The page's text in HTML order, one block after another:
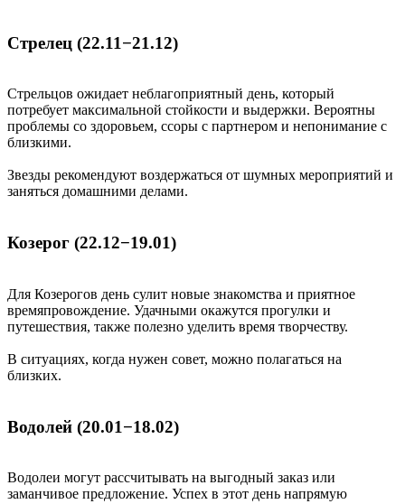
Стрелец (22.11−21.12)
Стрельцов ожидает неблагоприятный день, который
потребует максимальной стойкости и выдержки. Вероятны
проблемы со здоровьем, ссоры с партнером и непонимание с
близкими.
Звезды рекомендуют воздержаться от шумных мероприятий и
заняться домашними делами.
Козерог (22.12−19.01)
Для Козерогов день сулит новые знакомства и приятное
времяпровождение. Удачными окажутся прогулки и
путешествия, также полезно уделить время творчеству.
В ситуациях, когда нужен совет, можно полагаться на
близких.
Водолей (20.01−18.02)
Водолеи могут рассчитывать на выгодный заказ или
заманчивое предложение. Успех в этот день напрямую